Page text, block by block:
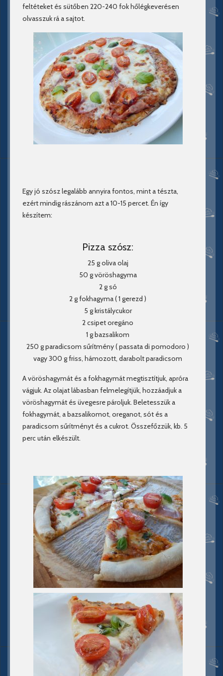
feltéteket és sütőben 220-240 fok hőlégkeverésen
olvasszuk rá a sajtot.
Egy jó szósz legalább annyira fontos, mint a tészta,
ezért mindig rászánom azt a 10-15 percet. Én így
készítem:
Pizza szósz:
25 g oliva olaj
50 g vöröshagyma
2 g só
2 g fokhagyma ( 1 gerezd )
5 g kristálycukor
2 csipet oregáno
1 g bazsalikom
250 g paradicsom sűrítmény ( passata di pomodoro )
vagy 300 g friss, hámozott, darabolt paradicsom
A vöröshagymát és a fokhagymát megtisztítjuk, apróra
vágjuk. Az olajat lábasban felmelegítjük, hozzáadjuk a
vöröshagymát és üvegesre pároljuk. Beletesszük a
fokhagymát, a bazsalikomot, oreganot, sót és a
paradicsom sűrítményt és a cukrot. Összefőzzük, kb. 5
perc után elkészült.